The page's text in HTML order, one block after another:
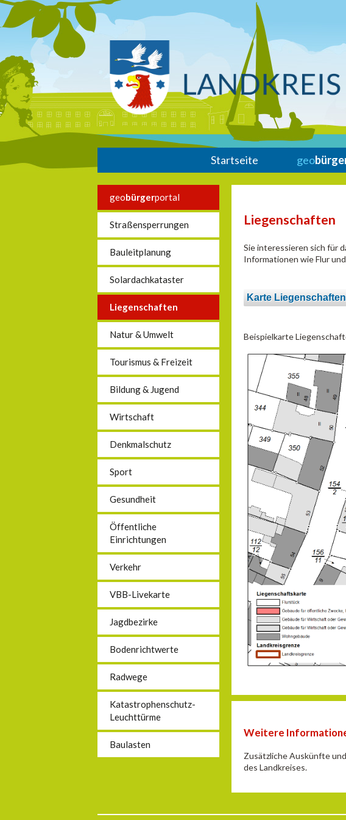
Startseite geo
geobürgerportal
Straßensperrungen
Bauleitplanung
Solardachkataster
Liegenschaften
Natur & Umwelt
Tourismus & Freizeit
Bildung & Jugend
Wirtschaft
Denkmalschutz
Sport
Gesundheit
Öffentliche
Einrichtungen
Verkehr
VBB-Livekarte
Jagdbezirke
Bodenrichtwerte
Radwege
Katastrophenschutz-
Leuchttürme
Baulasten
Liegenschaften
Sie interessieren sich für
Informationen wie Flur
Karte Liegenschaften
Beispielkarte
Weitere
Zusätzliche Auskünfte
des Landkreises.